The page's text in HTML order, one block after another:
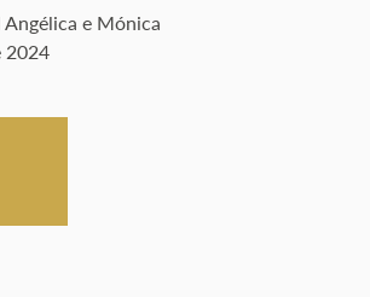
e Mónica
2024